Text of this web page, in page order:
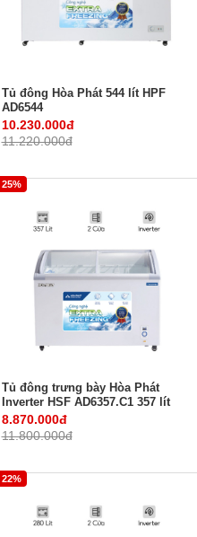
Tủ đông Hòa Phát 544 lít HPF
AD6544
10.230.000đ
11.220.000đ
25%
Tủ đông trưng bày Hòa Phát
Inverter HSF AD6357.C1 357 lít
8.870.000đ
11.800.000đ
22%